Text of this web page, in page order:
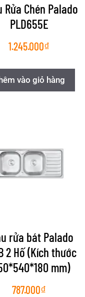
Rửa Chén Palado
PLD655E
1.245.000₫
vào giỏ hàng
rửa bát Palado
2 Hố (Kích thước
mm)
787.000₫